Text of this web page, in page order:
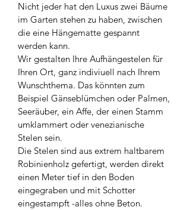
Nicht jeder hat den Luxus zwei Bäume
im Garten stehen zu haben, zwischen
die eine Hängematte gespannt
werden kann.
Wir gestalten Ihre Aufhängestelen für
Ihren Ort, ganz indiviuell nach Ihrem
Wunschthema. Das könnten zum
Beispiel Gänseblümchen oder Palmen,
Seeräuber, ein Affe, der einen Stamm
umklammert oder venezianische
Stelen sein.
Die Stelen sind aus extrem haltbarem
Robinienholz gefertigt, werden direkt
einen Meter tief in den Boden
eingegraben und mit Schotter
eingestampft -alles ohne Beton.